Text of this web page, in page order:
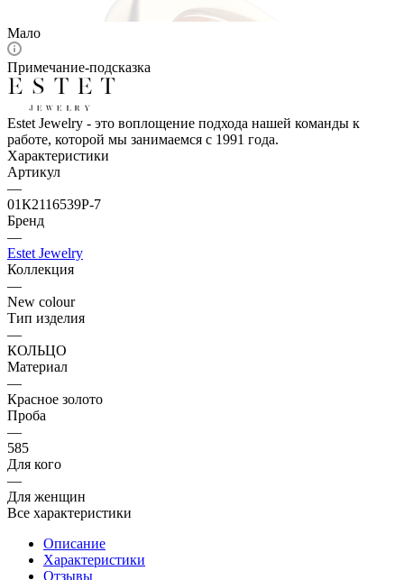
Мало
Примечание-подсказка
Estet Jewelry - это воплощение подхода нашей команды к
работе, которой мы занимаемся с 1991 года.
Характеристики
Артикул
—
01К2116539Р-7
Бренд
—
Estet Jewelry
Коллекция
—
New colour
Тип изделия
—
КОЛЬЦО
Материал
—
Красное золото
Проба
—
585
Для кого
—
Для женщин
Все характеристики
Описание
Характеристики
Отзывы